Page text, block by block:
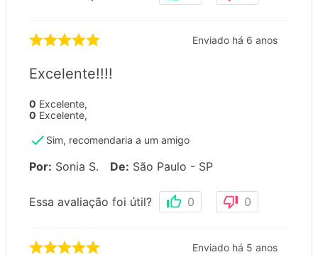
Enviado há 6 anos
Excelente!!!!
0 Excelente,
0 Excelente,
Sim, recomendaria a um amigo
Por: Sonia S. De: São Paulo - SP
Essa avaliação foi útil? 0 0
Enviado há 5 anos